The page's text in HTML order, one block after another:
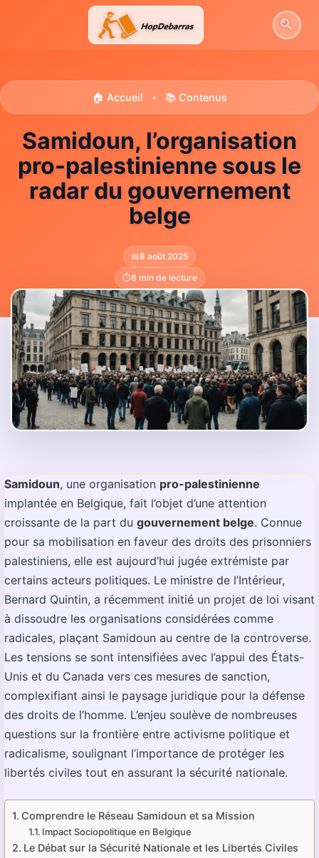
🏠 Accueil • 📚 Contenus
Samidoun, l’organisation
pro-palestinienne sous le
radar du gouvernement
belge
📅8 août 2025
⏱️8 min de lecture
Samidoun, une organisation pro-palestinienne
implantée en Belgique, fait l’objet d’une attention
croissante de la part du gouvernement belge. Connue
pour sa mobilisation en faveur des droits des prisonniers
palestiniens, elle est aujourd’hui jugée extrémiste par
certains acteurs politiques. Le ministre de l’Intérieur,
Bernard Quintin, a récemment initié un projet de loi visant
à dissoudre les organisations considérées comme
radicales, plaçant Samidoun au centre de la controverse.
Les tensions se sont intensifiées avec l’appui des États-
Unis et du Canada vers ces mesures de sanction,
complexifiant ainsi le paysage juridique pour la défense
des droits de l’homme. L’enjeu soulève de nombreuses
questions sur la frontière entre activisme politique et
radicalisme, soulignant l’importance de protéger les
libertés civiles tout en assurant la sécurité nationale.
Comprendre le Réseau Samidoun et sa Mission
Impact Sociopolitique en Belgique
Le Débat sur la Sécurité Nationale et les Libertés Civiles